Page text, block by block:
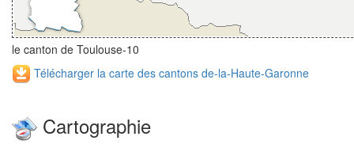
le canton de Toulouse-10
Télécharger la carte des cantons de-la-Haute-Garonne
Cartographie